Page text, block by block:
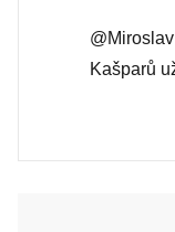
Kašparů